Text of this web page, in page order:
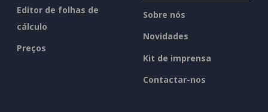
Editor de folhas de
cálculo
Preços
Sobre nós
Novidades
Kit de imprensa
Contactar-nos